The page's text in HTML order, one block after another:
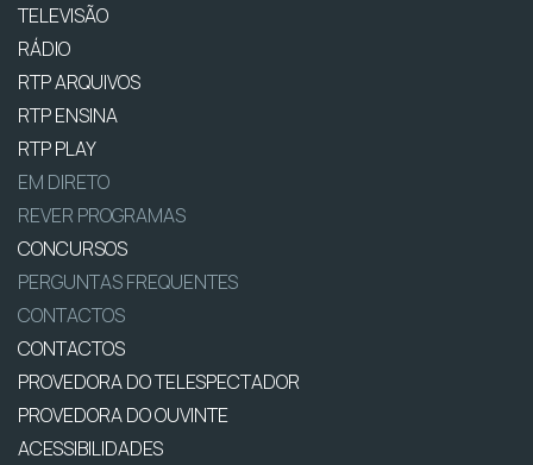
TELEVISÃO
RÁDIO
RTP ARQUIVOS
RTP ENSINA
RTP PLAY
EM DIRETO
REVER PROGRAMAS
CONCURSOS
PERGUNTAS FREQUENTES
CONTACTOS
CONTACTOS
PROVEDORA DO TELESPECTADOR
PROVEDORA DO OUVINTE
ACESSIBILIDADES